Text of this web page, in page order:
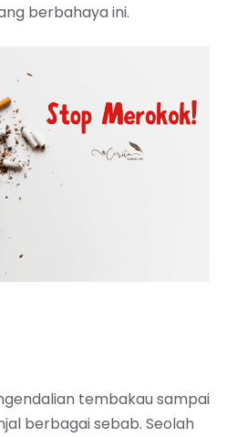
berbahaya ini.
tembakau sampai
berbagai sebab. Seolah